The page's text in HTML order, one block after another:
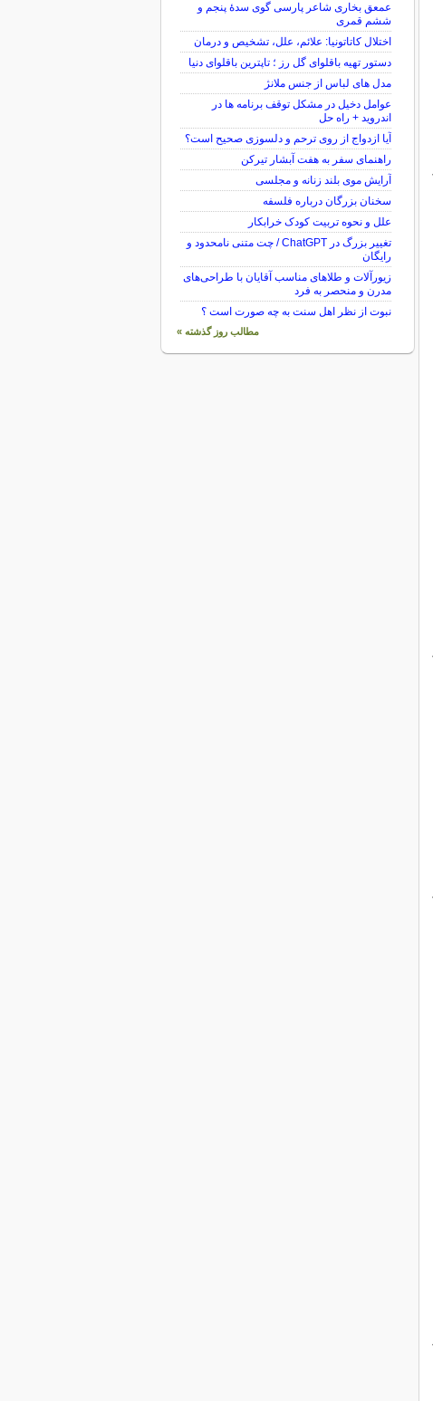
عمعق بخاری شاعر پارسی گوی سدهٔ پنجم و
ششم قمری
اختلال کاتاتونیا: علائم، علل، تشخیص و درمان
دستور تهیه باقلوای گل رز ؛ تاپترین باقلوای دنیا
مدل های لباس از جنس ملانژ
عوامل دخیل در مشکل توقف برنامه ها در
اندروید + راه حل
آیا ازدواج از روی ترحم و دلسوزی صحیح است؟
راهنمای سفر به هفت آبشار تیرکن
آرایش موی بلند زنانه و مجلسی
سخنان بزرگان درباره فلسفه
علل و نحوه تربیت کودک خرابکار
تغییر بزرگ در ChatGPT / چت متنی نامحدود و
رایگان
زیورآلات و طلاهای مناسب آقایان با طراحی‌های
مدرن و منحصر به فرد
نبوت از نظر اهل سنت به چه صورت است ؟
مطالب روز گذشته »